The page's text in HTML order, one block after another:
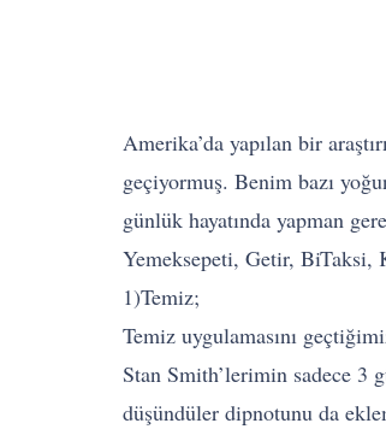
Amerika’da yapılan bir
geçiyormuş. Benim bazı
günlük hayatında yapman
Yemeksepeti, Getir, BiTaksi,
1)Temiz;
Temiz uygulamasını
Stan Smith’lerimin sadece 3
düşündüler dipnotunu da